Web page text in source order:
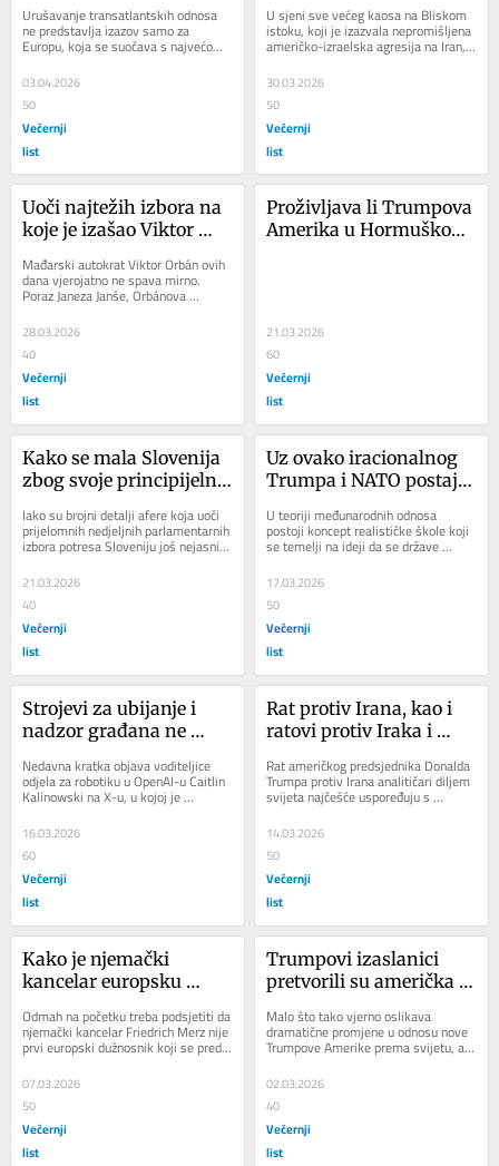
Urušavanje transatlantskih odnosa
ne predstavlja izazov samo za
Europu, koja se suočava s najvećom
sigurnosnom krizom od svog
osnutka, nego i za...
03.04.2026
50
Večernji
list
U sjeni sve većeg kaosa na Bliskom
istoku, koji je izazvala nepromišljena
američko-izraelska agresija na Iran, s
obzirom na to da ni taj rat očito...
30.03.2026
50
Večernji
list
Uoči najtežih izbora na
koje je izašao Viktor
saveznike, i to baš sad
kad su mu najpotrebniji
Mađarski autokrat Viktor Orbán ovih
dana vjerojatno ne spava mirno.
Poraz Janeza Janše, Orbánova
susjeda i dugogodišnjega najbližeg
saveznika,...
28.03.2026
40
Večernji
list
Proživljava li Trumpova
Amerika u Hormuškom
21.03.2026
60
Večernji
list
Kako se mala Slovenija
zbog svoje principijelne
na udaru moćnih
izraelskih
Iako su brojni detalji afere koja uoči
prijelomnih nedjeljnih parlamentarnih
izbora potresa Sloveniju još nejasni,
sama afera i činjenica da se...
21.03.2026
40
Večernji
list
Uz ovako iracionalnog
Trumpa i NATO postaje
U teoriji međunarodnih odnosa
postoji koncept realističke škole koji
se temelji na ideji da se države
ponašaju kao racionalni akteri.
Američki...
17.03.2026
50
Večernji
list
Strojevi za ubijanje i
nadzor građana ne
ljudskog nadzora
Nedavna kratka objava voditeljice
odjela za robotiku u OpenAI-u Caitlin
Kalinowski na X-u, u kojoj je
obznanila da daje otkaz nakon što je
kompanija...
16.03.2026
60
Večernji
list
Rat protiv Irana, kao i
ratovi protiv Iraka i
laži i slijepom
vjerovanju u
Rat američkog predsjednika Donalda
Trumpa protiv Irana analitičari diljem
svijeta najčešće uspoređuju s
invazijom Georgea W. Busha na
Irak...
14.03.2026
50
Večernji
list
Kako je njemački
kancelar europsku
podredio prodaji
njemačkih automobila
Odmah na početku treba podsjetiti da
njemački kancelar Friedrich Merz nije
prvi europski dužnosnik koji se pred
američkim predsjednikom
Donaldom...
07.03.2026
50
Večernji
list
Trumpovi izaslanici
pretvorili su američka
Europe u ispostave
MAGA pokreta
Malo što tako vjerno oslikava
dramatične promjene u odnosu nove
Trumpove Amerike prema svijetu, a
osobito zapadnom svijetu, kao
ponašanje...
02.03.2026
40
Večernji
list